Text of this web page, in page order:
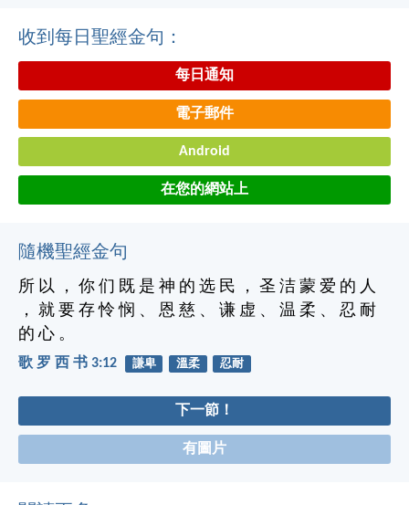
收到每日聖經金句：
每日通知
電子郵件
Android
在您的網站上
隨機聖經金句
所 以 ， 你 们 既 是 神 的 选 民 ， 圣 洁 蒙 爱 的 人
， 就 要 存 怜 悯 、 恩 慈 、 谦 虚 、 温 柔 、 忍 耐
的 心 。
歌 罗 西 书 3:12 謙卑 溫柔 忍耐
下一節！
有圖片